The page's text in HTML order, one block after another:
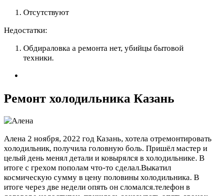
Отсутствуют
Недостатки:
Обдираловка а ремонта нет, убийцы бытовой
техники.
Ремонт холодильника Казань
Алена 2 ноября, 2022 год Казань, хотела отремонтировать
холодильник, получила головную боль. Пришёл мастер и
целый день менял детали и ковырялся в холодильнике. В
итоге с грехом пополам что-то сделал.Выкатил
космическую сумму в цену половины холодильника. В
итоге через две недели опять он сломался.телефон в